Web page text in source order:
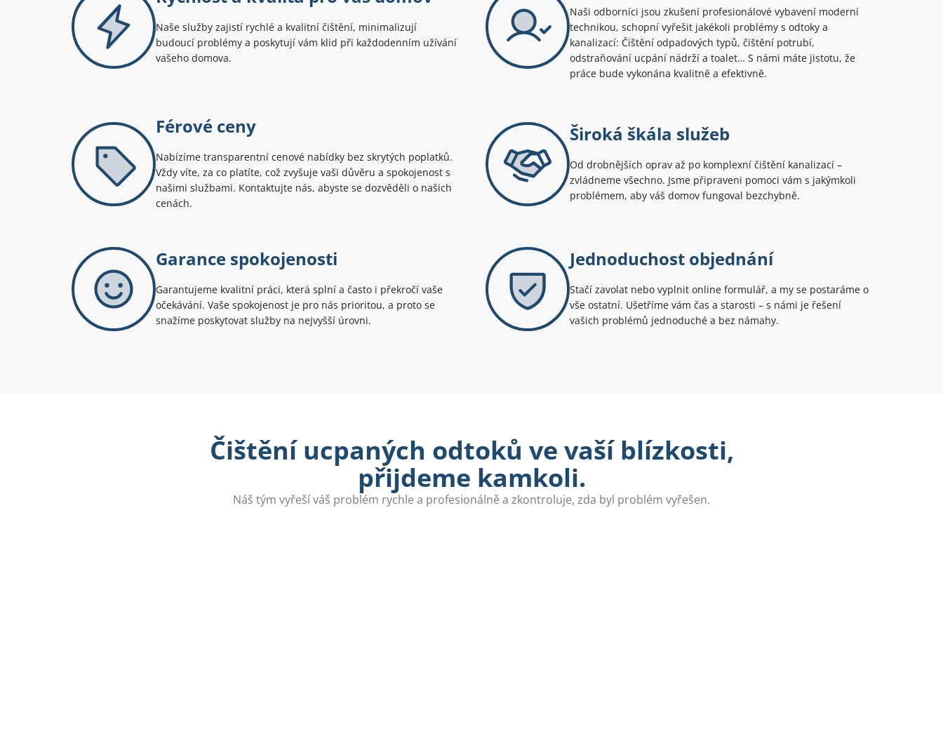
Naše služby zajistí rychlé a kvalitní čištění, minimalizují
budoucí problémy a poskytují vám klid při každodenním užívání
vašeho domova.
Naši odborníci jsou zkušení profesionálové vybavení moderní
technikou, schopní vyřešit jakékoli problémy s odtoky a
kanalizací: Čištění odpadových typů, čištění potrubí,
odstraňování ucpání nádrží a toalet… S námi máte jistotu, že
práce bude vykonána kvalitně a efektivně.
Férové ceny
Nabízíme transparentní cenové nabídky bez skrytých poplatků.
Vždy víte, za co platíte, což zvyšuje vaši důvěru a spokojenost s
našimi službami. Kontaktujte nás, abyste se dozvěděli o našich
cenách.
Široká škála služeb
Od drobnějších oprav až po komplexní čištění kanalizací –
zvládneme všechno. Jsme připraveni pomoci vám s jakýmkoli
problémem, aby váš domov fungoval bezchybně.
Garance spokojenosti
Garantujeme kvalitní práci, která splní a často i překročí vaše
očekávání. Vaše spokojenost je pro nás prioritou, a proto se
snažíme poskytovat služby na nejvyšší úrovni.
Jednoduchost objednání
Stačí zavolat nebo vyplnit online formulář, a my se postaráme o
vše ostatní. Ušetříme vám čas a starosti – s námi je řešení
vašich problémů jednoduché a bez námahy.
Čištění ucpaných odtoků ve vaší blízkosti,
přijdeme kamkoli.
Náš tým vyřeší váš problém rychle a profesionálně a zkontroluje, zda byl problém vyřešen.